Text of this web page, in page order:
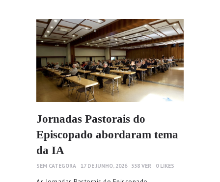
Jornadas Pastorais do
Episcopado abordaram tema
da IA
SEM CATEGORA 17 DE JUNHO, 2026 338 VER 0 LIKES